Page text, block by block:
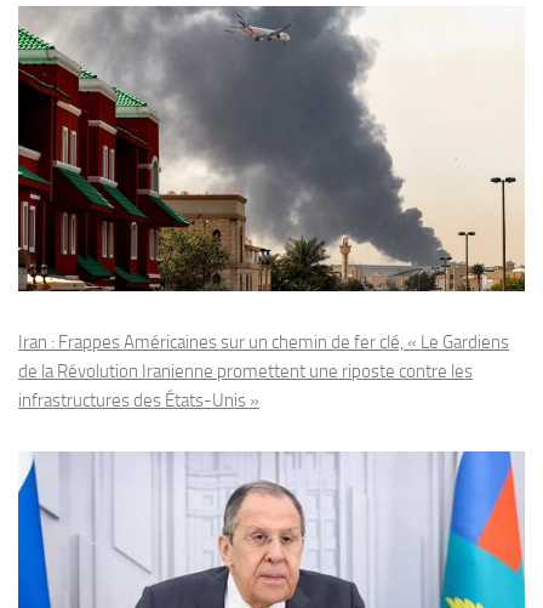
Iran : Frappes Américaines sur un chemin de fer clé, « Le Gardiens
de la Révolution Iranienne promettent une riposte contre les
infrastructures des États-Unis »